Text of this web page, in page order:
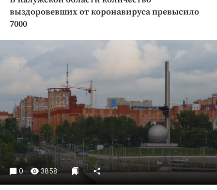
Криминал
Образование
Общество
Праздники
Происшествия
Спорт
Экономика и бизнес
ПРОЕКТЫ
Блоги
выздоровевших от коронавируса превысило
7000
0 3858